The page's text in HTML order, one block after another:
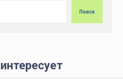
Поиск